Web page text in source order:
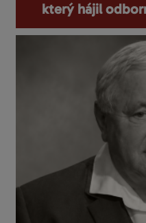
který hájil